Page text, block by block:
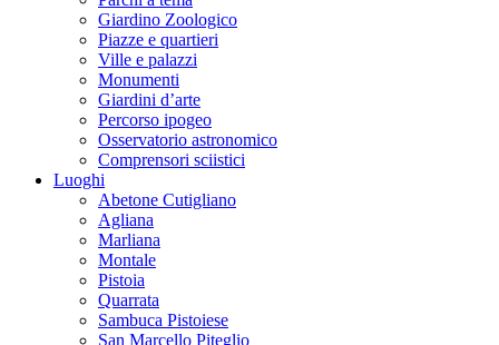
Giardino Zoologico
Piazze e quartieri
Ville e palazzi
Monumenti
Giardini d’arte
Percorso ipogeo
Osservatorio astronomico
Comprensori sciistici
Luoghi
Abetone Cutigliano
Agliana
Marliana
Montale
Pistoia
Quarrata
Sambuca Pistoiese
San Marcello Piteglio